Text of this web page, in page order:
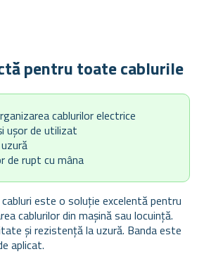
pentru toate cablurile
cablurilor electrice
ușor de utilizat
de rupt cu mâna
este o soluție excelentă pentru
cablurilor din mașină sau locuință.
și rezistență la uzură. Banda este
aplicat.